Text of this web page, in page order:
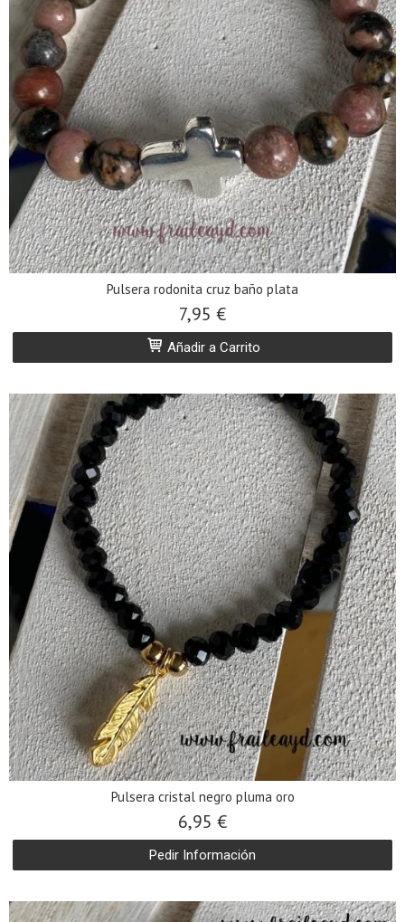
Pulsera rodonita cruz baño plata
7,95 €
Añadir a Carrito
Pulsera cristal negro pluma oro
6,95 €
Pedir Información